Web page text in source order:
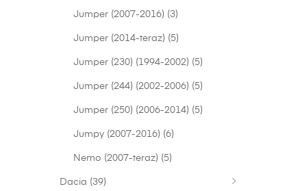
Jumper (2007-2016) (3)
Jumper (2014-teraz) (5)
Jumper (230) (1994-2002) (5)
Jumper (244) (2002-2006) (5)
Jumper (250) (2006-2014) (5)
Jumpy (2007-2016) (6)
Nemo (2007-teraz) (5)
Dacia (39)